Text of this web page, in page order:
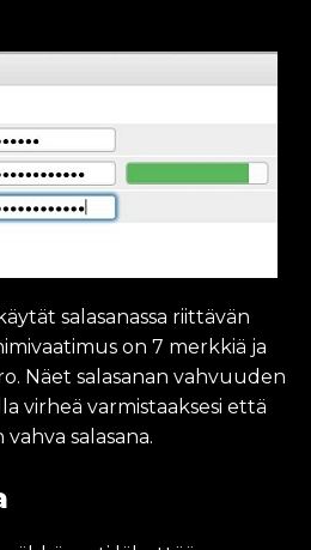
salasanassa riittävän
on 7 merkkiä ja
Näet salasanan vahvuuden
virheä varmistaaksesi että
salasana.